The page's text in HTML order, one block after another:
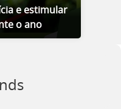
e estimular
o ano